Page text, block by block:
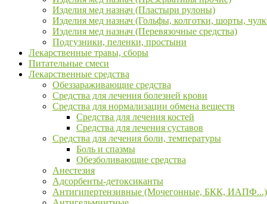
Изделия мед назнач (Пластыри рулоны)
Изделия мед назнач (Гольфы, колготки, шорты,
Изделия мед назнач (Перевязочные средства)
Подгузники, пеленки, простыни
Лекарственные травы, сборы
Питательные смеси
Лекарственные средства
Обеззараживающие средства
Средства для лечения болезней крови
Средства для нормализации обмена веществ
Средства для лечения костей
Средства для лечения суставов
Средства для лечения боли, температуры
Боль и спазмы
Обезболивающие средства
Анестезия
Адсорбенты-детоксиканты
Антигипертензивные (Мочегонные, БКК, ИАПФ...)